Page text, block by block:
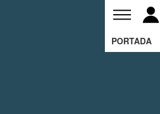
PORTADA